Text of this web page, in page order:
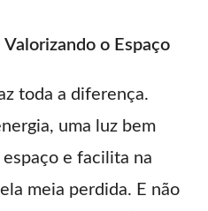
Valorizando o Espaço
toda a diferença.
uma luz bem
e facilita na
meia perdida. E não